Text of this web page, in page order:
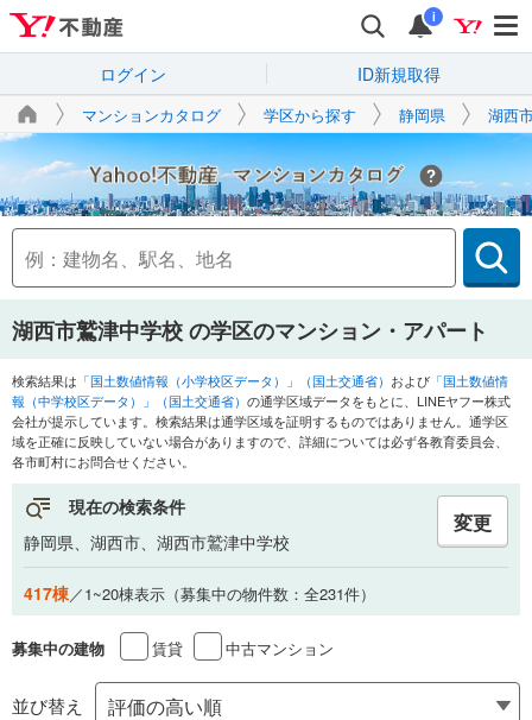
i
ログイン ID新規取得
マンションカタログ 学区から探す 静岡県 湖西
Yahoo!不動産
湖西市鷲津中学校の学区のマンション・アパート
検索結果は 「国土数値情報（小学校区データ）」（国土交通省） および 「国土数値情
報（中学校区データ）」（国土交通省） の通学区域データをもとに、LINEヤフー株式
会社が提示しています。検索結果は通学区域を証明するものではありません。通学区
域を正確に反映していない場合がありますので、詳細については必ず各教育委員会、
各市町村にお問合せください。
現在の検索条件
静岡県、湖西市、湖西市鷲津中学校
変更
417棟／1~20棟表示（募集中の物件数：全231件）
募集中の建物 賃貸 中古マンション
並び替え